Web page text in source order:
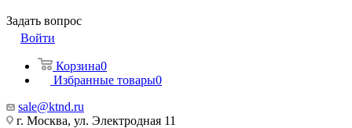
Задать вопрос
Войти
Корзина0
Избранные товары0
sale@ktnd.ru
г. Москва, ул. Электродная 11